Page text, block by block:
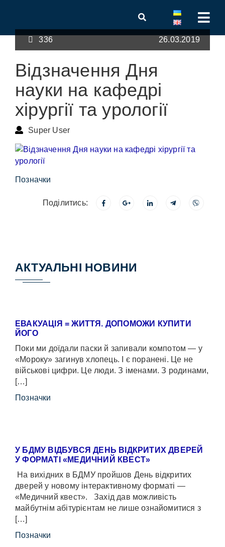
336 26.03.2019
Відзначення Дня
науки на кафедрі
хірургії та урології
Super User
Позначки
Поділитись:
АКТУАЛЬНІ НОВИНИ
ЕВАКУАЦІЯ = ЖИТТЯ. ДОПОМОЖИ КУПИТИ
ЙОГО
Поки ми доїдали паски й запивали компотом — у
«Мороку» загинув хлопець. І є поранені. Це не
військові цифри. Це люди. З іменами. З родинами,
[…]
Позначки
У БДМУ ВІДБУВСЯ ДЕНЬ ВІДКРИТИХ ДВЕРЕЙ
У ФОРМАТІ «МЕДИЧНИЙ КВЕСТ»
На вихідних в БДМУ пройшов День відкритих
дверей у новому інтерактивному форматі —
«Медичний квест». Захід дав можливість
майбутнім абітурієнтам не лише ознайомитися з
[…]
Позначки